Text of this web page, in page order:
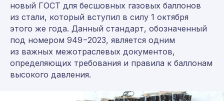
новый ГОСТ для бесшовных газовых баллонов
из стали, который вступил в силу 1 октября
этого же года. Данный стандарт, обозначенный
под номером 949−2023, является одним
из важных межотраслевых документов,
определяющих требования и правила к баллонам
высокого давления.